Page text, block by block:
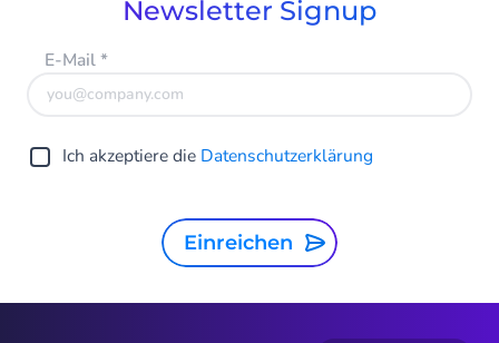
Newsletter Signup
E-Mail*
Ich akzeptiere die Datenschutzerklärung
Einreichen